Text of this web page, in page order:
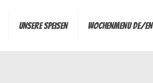
Unsere Speisen Wochenmenu de/en